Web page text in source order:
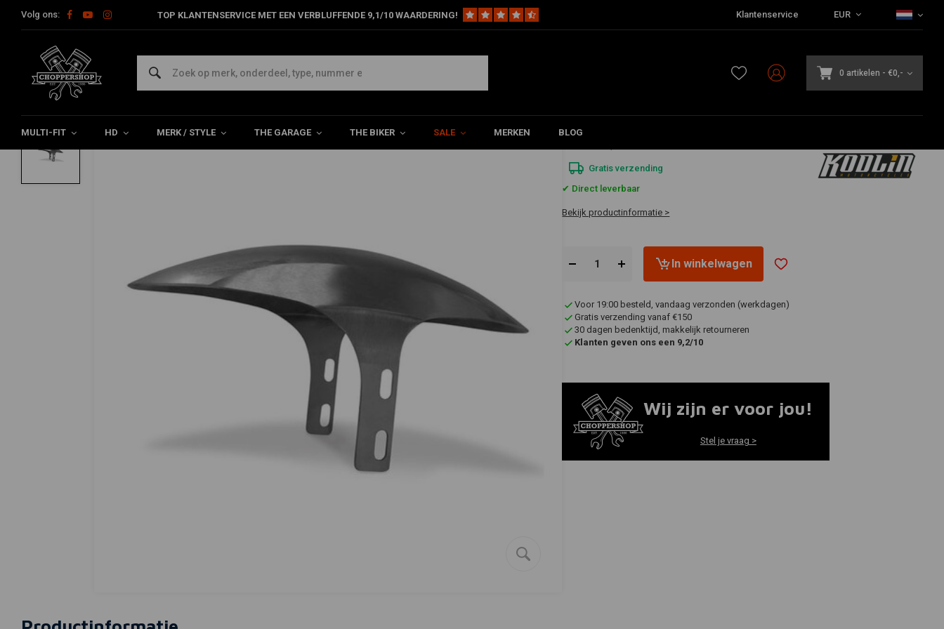
Volg ons: TOP KLANTENSERVICE MET EEN VERBLUFFENDE 9,1/10 WAARDERING! Klantenservice EUR
0 artikelen - €0,-
MULTI-FIT HD MERK / STYLE THE GARAGE THE BIKER SALE MERKEN BLOG
Home HD Spatborden Harley Voorspatbord Harley Breakout 21"" Voorspatbord
KODLIN
Breakout 21"" Voorspatbord
€174,30
Gratis verzending
✔ Direct leverbaar
Bekijk productinformatie >
In winkelwagen
Voor 19:00 besteld, vandaag verzonden (werkdagen)
Gratis verzending vanaf €150
30 dagen bedenktijd, makkelijk retourneren
Klanten geven ons een 9,2/10
Wij zijn er voor jou!
Stel je vraag >